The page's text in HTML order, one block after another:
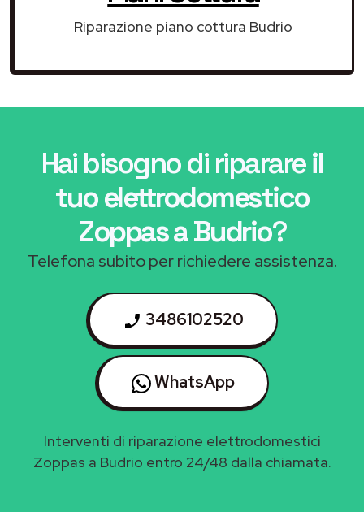
Riparazione piano cottura Budrio
Hai bisogno di riparareil
tuo elettrodomestico
Zoppas a Budrio?
Telefona subito per richiedere assistenza.
3486102520
WhatsApp
Interventi di riparazione elettrodomestici
Zoppas a Budrio entro 24/48 dalla chiamata.